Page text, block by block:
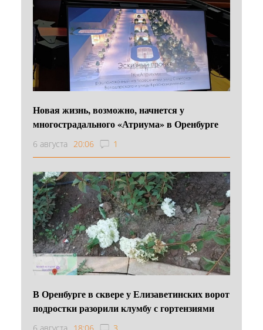
Новая жизнь, возможно, начнется у
многострадального «Атриума» в Оренбурге
6 августа 20:06 1
В Оренбурге в сквере у Елизаветинских ворот
подростки разорили клумбу с гортензиями